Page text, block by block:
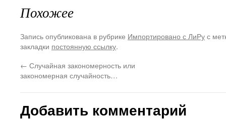
Похожее
Запись опубликована в рубрике Импортировано с ЛиРус
закладки постоянную ссылку.
← Случайная закономерность или
закономерная случайность…
Добавить комментарий